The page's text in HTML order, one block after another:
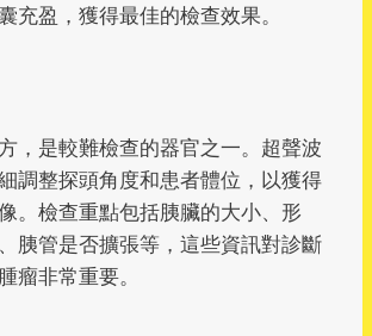
充盈，獲得最佳的檢查效果。
，是較難檢查的器官之一。超聲波
調整探頭角度和患者體位，以獲得
。檢查重點包括胰臟的大小、形
胰管是否擴張等，這些資訊對診斷
瘤非常重要。